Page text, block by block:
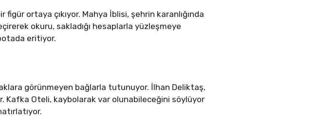
ortaya çıkıyor. Mahya İblisi, şehrin karanlığında
okuru, sakladığı hesaplarla yüzleşmeye
eritiyor.
görünmeyen bağlarla tutunuyor. İlhan Deliktaş,
Kafka Oteli, kaybolarak var olunabileceğini söylüyor